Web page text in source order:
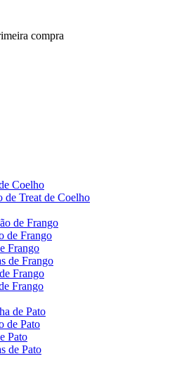
compra
Coelho
de Treat de Coelho
de Frango
de Frango
Frango
de Frango
Frango
Frango
de Pato
de Pato
Pato
de Pato